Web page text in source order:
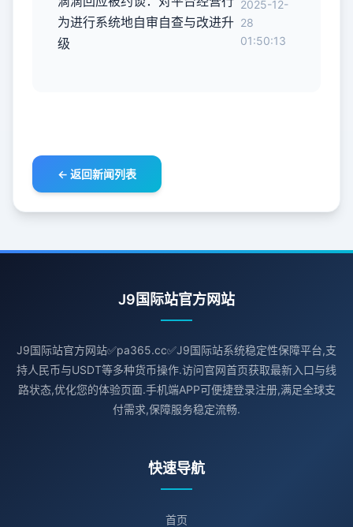
为进行系统地自审自查与改进升
级
2025-12-
28
01:50:13
← 返回新闻列表
J9国际站官方网站
J9国际站官方网站✅pa365.cc✅J9国际站系统稳定性保障平台,支
持人民币与USDT等多种货币操作.访问官网首页获取最新入口与线
路状态,优化您的体验页面.手机端APP可便捷登录注册,满足全球支
付需求,保障服务稳定流畅.
快速导航
首页